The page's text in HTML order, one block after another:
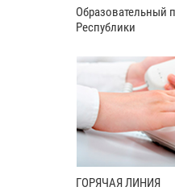
Образовательный
Республики
ГОРЯЧАЯ ЛИНИЯ